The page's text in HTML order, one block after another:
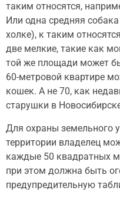
таким относятся,
Или одна средняя
холке), к таким
две мелкие, такие как
той же площади может
60-метровой квартире
кошек. А не 70, как
старушки в
Для охраны земельного
территории владелец
каждые 50 квадратных
при этом должна быть
предупредительную